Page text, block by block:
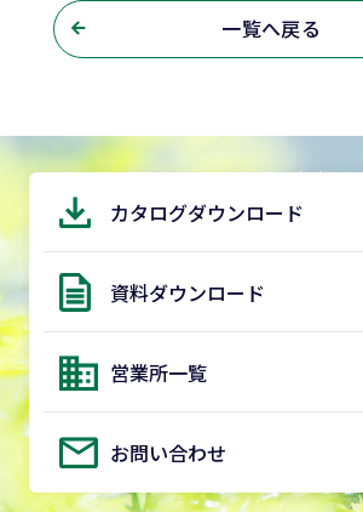
一覧へ戻る
カタログダウンロード
資料ダウンロード
営業所一覧
お問い合わせ